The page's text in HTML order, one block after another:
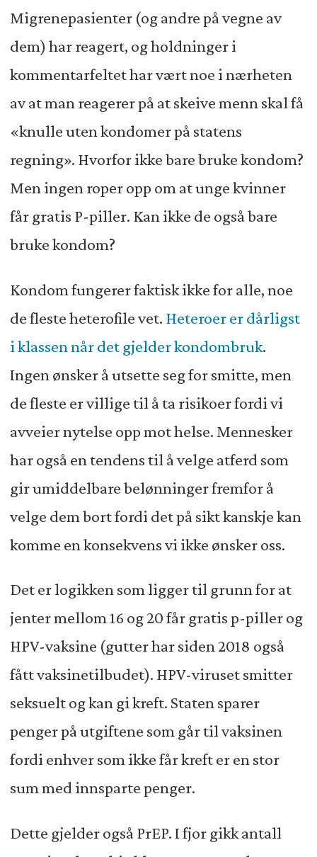
Migrenepasienter (og andre på vegne av
dem) har reagert, og holdninger i
kommentarfeltet har vært noe i nærheten
av at man reagerer på at skeive menn skal få
«knulle uten kondomer på statens
regning». Hvorfor ikke bare bruke kondom?
Men ingen roper opp om at unge kvinner
får gratis P-piller. Kan ikke de også bare
bruke kondom?
Kondom fungerer faktisk ikke for alle, noe
de fleste heterofile vet. Heteroer er dårligst
i klassen når det gjelder kondombruk.
Ingen ønsker å utsette seg for smitte, men
de fleste er villige til å ta risikoer fordi vi
avveier nytelse opp mot helse. Mennesker
har også en tendens til å velge atferd som
gir umiddelbare belønninger fremfor å
velge dem bort fordi det på sikt kanskje kan
komme en konsekvens vi ikke ønsker oss.
Det er logikken som ligger til grunn for at
jenter mellom 16 og 20 får gratis p-piller og
HPV-vaksine (gutter har siden 2018 også
fått vaksinetilbudet). HPV-viruset smitter
seksuelt og kan gi kreft. Staten sparer
penger på utgiftene som går til vaksinen
fordi enhver som ikke får kreft er en stor
sum med innsparte penger.
Dette gjelder også PrEP. I fjor gikk antall